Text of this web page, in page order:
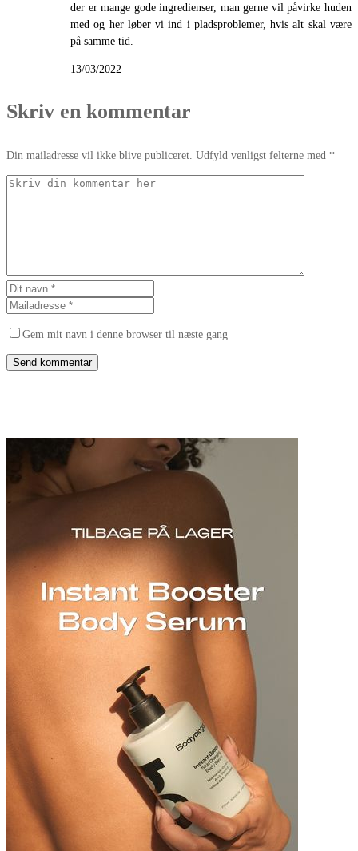
der er mange gode ingredienser, man gerne vil påvirke huden
med og her løber vi ind i pladsproblemer, hvis alt skal være
på samme tid.
13/03/2022
Skriv en kommentar
Din mailadresse vil ikke blive publiceret. Udfyld venligst felterne med *
Gem mit navn i denne browser til næste gang